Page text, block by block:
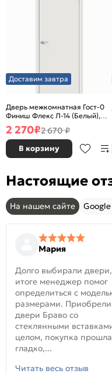
Доставим завтра
Дверь межкомнатная Гост-0
Финиш Флекс Л-14 (Белый),
глухая, каркасно-щитовая
2 270₽2 670 ₽
В корзину
Настоящие
На нашем сайте
Мария
Долго выбирали
итоге менеджер помог
определиться с
размерами. Приобрели
двери Браво со
стеклянными
целом, покупка прошла
гладко,...
Читать весь отзыв